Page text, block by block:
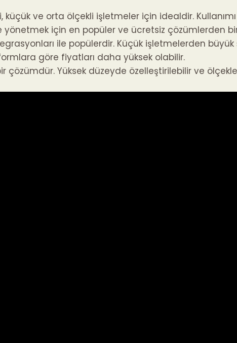
küçük ve orta ölçekli işletmeler için idealdir.
için en popüler ve ücretsiz çözümlerden
ile popülerdir. Küçük işletmelerden büyük
göre fiyatları daha yüksek olabilir.
çözümdür. Yüksek düzeyde özelleştirilebilir ve